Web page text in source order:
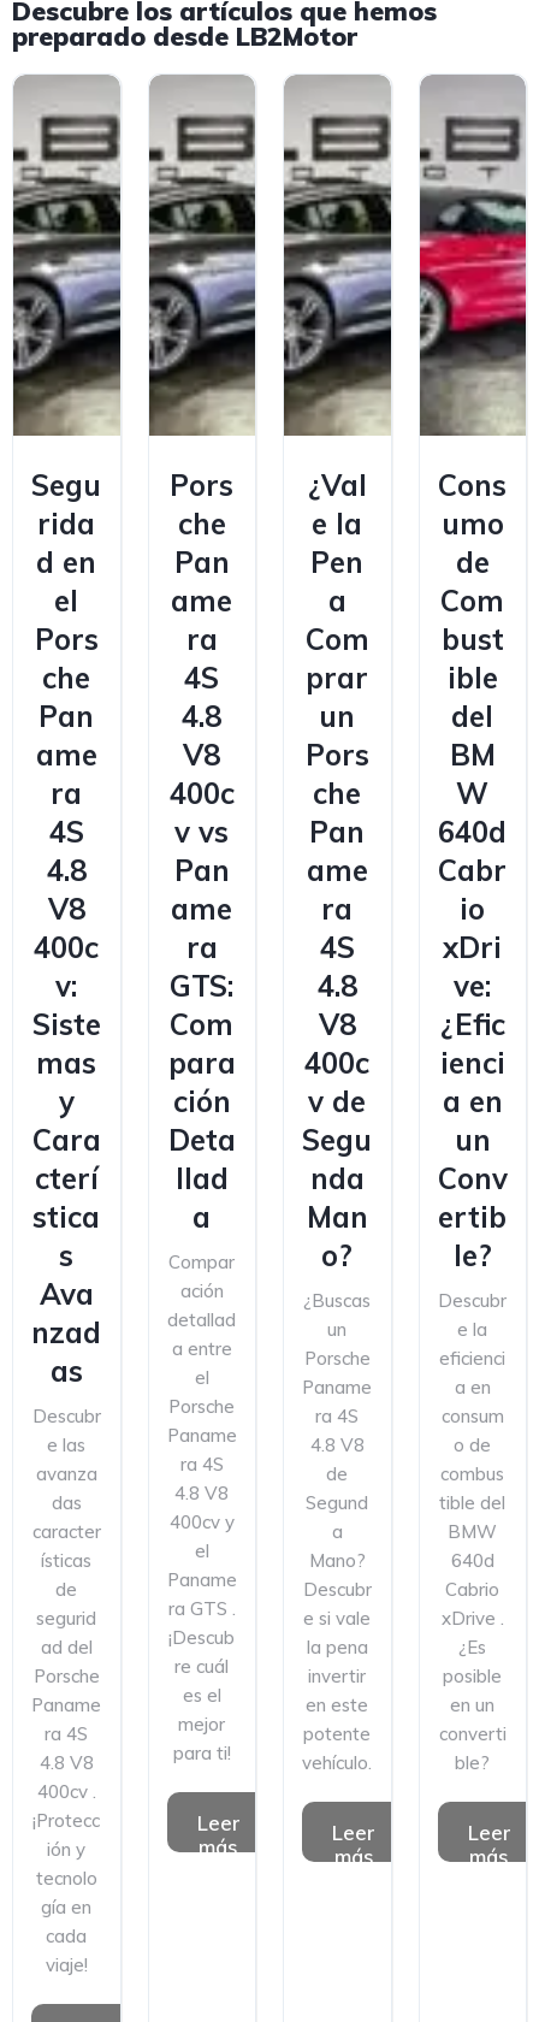
Descubre los artículos que hemos
preparado desde LB2Motor
Segu
rida
d en
el
Pors
che
Pan
ame
ra
4S
4.8
V8
400c
v:
Siste
mas
y
Cara
cterí
stica
s
Ava
nzad
as
Descubr
e las
avanza
das
caracter
ísticas
de
segurid
ad del
Porsche
Paname
ra 4S
4.8 V8
400cv .
¡Protecc
ión y
tecnolo
gía en
cada
viaje!
Pors
che
Pan
ame
ra
4S
4.8
V8
400c
v vs
Pan
ame
ra
GTS:
Com
para
ción
Deta
llad
a
Compar
ación
detallad
a entre
el
Porsche
Paname
ra 4S
4.8 V8
400cv y
el
Paname
ra GTS .
¡Descub
re cuál
es el
mejor
para ti!
Leer
más
¿Val
e la
Pen
a
Com
prar
un
Pors
che
Pan
ame
ra
4S
4.8
V8
400c
v de
Segu
nda
Man
o?
¿Buscas
un
Porsche
Paname
ra 4S
4.8 V8
de
Segund
a
Mano?
Descubr
e si vale
la pena
invertir
en este
potente
vehículo.
Leer
más
Cons
umo
de
Com
bust
ible
del
BM
W
640d
Cabr
io
xDri
ve:
¿Efic
ienci
a en
un
Conv
ertib
le?
Descubr
e la
eficienci
a en
consum
o de
combus
tible del
BMW
640d
Cabrio
xDrive .
¿Es
posible
en un
converti
ble?
Leer
más